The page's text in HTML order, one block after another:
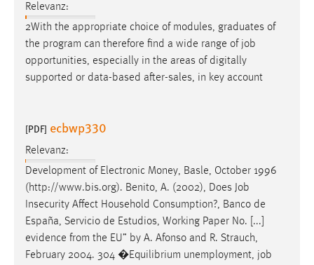
Relevanz:
2With the appropriate choice of modules, graduates of
the program can therefore find a wide range of job
opportunities, especially in the areas of digitally
supported or data-based after-sales, in key account
[PDF] ecbwp330
Relevanz:
Development of Electronic Money, Basle, October 1996
(http://www.bis.org). Benito, A. (2002), Does Job
Insecurity Affect Household Consumption?, Banco de
España, Servicio de Estudios, Working Paper No. [...]
evidence from the EU” by A. Afonso and R. Strauch,
February 2004. 304 �Equilibrium unemployment, job
Sprachpräferenz
Name:
site-language-preference
Cookie Laufzeit:
30 Tage
Chat
Name:
MibewSessionID, MIBEW_UserID, mibew_locale, mibew-
chat-frame-style-5e9dbeb1811c0446